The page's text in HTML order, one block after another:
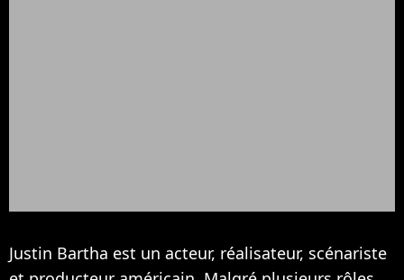
Justin Bartha est un acteur, réalisateur, scénariste